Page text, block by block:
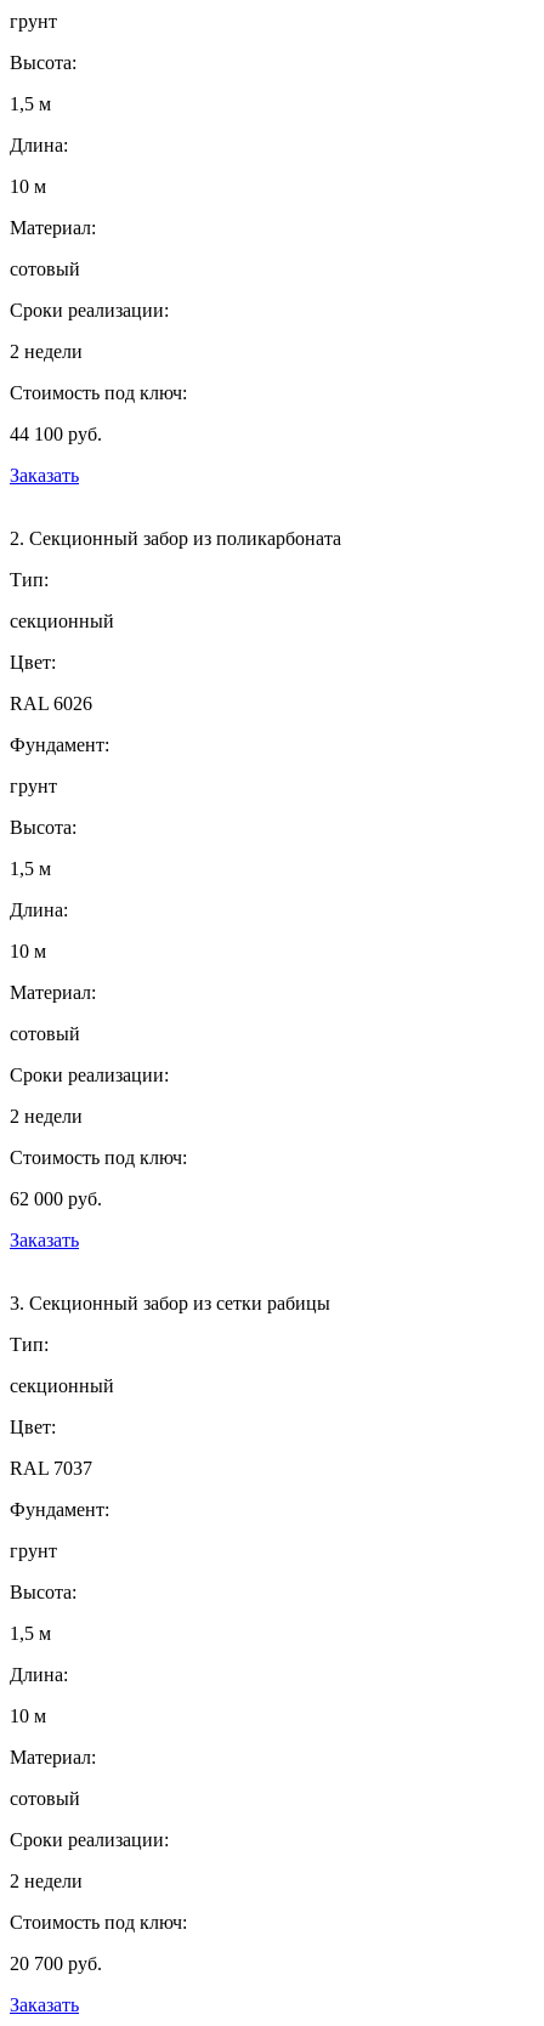
грунт
Высота:
1,5 м
Длина:
10 м
Материал:
сотовый
Сроки реализации:
2 недели
Стоимость под ключ:
44 100 руб.
Заказать
2. Секционный забор из поликарбоната
Тип:
секционный
Цвет:
RAL 6026
Фундамент:
грунт
Высота:
1,5 м
Длина:
10 м
Материал:
сотовый
Сроки реализации:
2 недели
Стоимость под ключ:
62 000 руб.
Заказать
3. Секционный забор из сетки рабицы
Тип:
секционный
Цвет:
RAL 7037
Фундамент:
грунт
Высота:
1,5 м
Длина:
10 м
Материал:
сотовый
Сроки реализации:
2 недели
Стоимость под ключ:
20 700 руб.
Заказать